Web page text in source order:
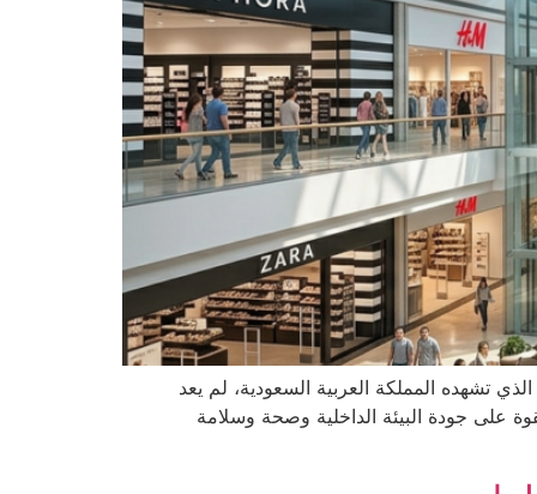
تشهده المملكة العربية السعودية، لم يعد
على جودة البيئة الداخلية وصحة وسلامة